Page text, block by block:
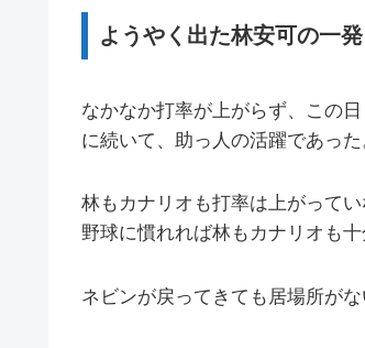
ようやく出た林安可の一発
なかなか打率が上がらず、この
に続いて、助っ人の活躍であった
林もカナリオも打率は上がって
野球に慣れれば林もカナリオも十
ネビンが戻ってきても居場所が